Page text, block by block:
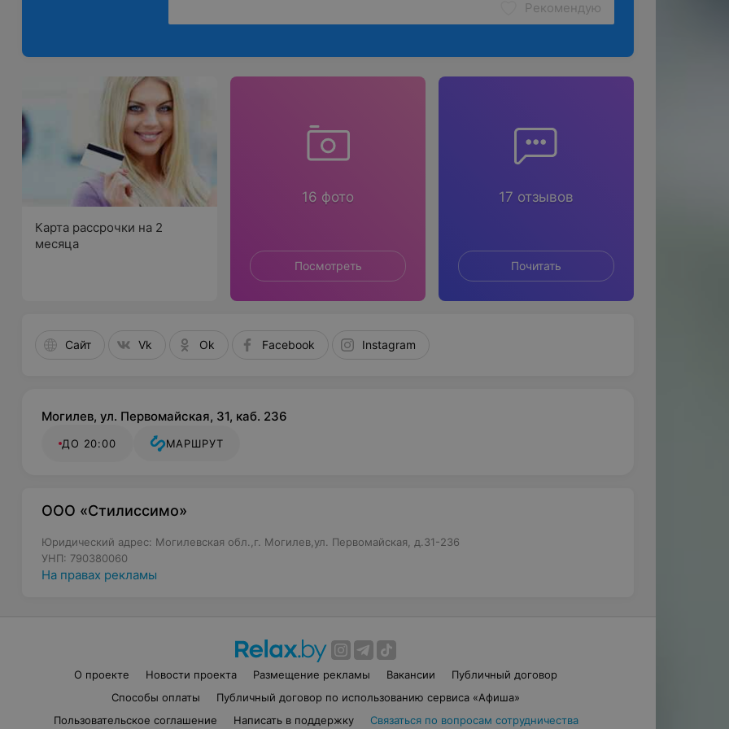
Рекомендую
Карта рассрочки на 2
месяца
16 фото
Посмотреть
17 отзывов
Почитать
Сайт Vk Ok Facebook Instagram
Могилев, ул. Первомайская, 31, каб. 236
ДО 20:00 МАРШРУТ
ООО «Стилиссимо»
Юридический адрес: Могилевская обл.,г. Могилев,ул. Первомайская, д.31-236
УНП: 790380060
На правах рекламы
О проекте Новости проекта Размещение рекламы Вакансии
Публичный договор
Способы оплаты
Публичный договор по использованию сервиса «Афиша»
Пользовательское соглашение
Написать в поддержку Связаться по вопросам сотрудничества